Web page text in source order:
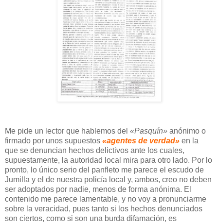
Me pide un lector que hablemos del «Pasquín» anónimo o
firmado por unos supuestos «agentes de verdad» en la
que se denuncian hechos delictivos ante los cuales,
supuestamente, la autoridad local mira para otro lado. Por lo
pronto, lo único serio del panfleto me parece el escudo de
Jumilla y el de nuestra policía local y, ambos, creo no deben
ser adoptados por nadie, menos de forma anónima. El
contenido me parece lamentable, y no voy a pronunciarme
sobre la veracidad, pues tanto si los hechos denunciados
son ciertos, como si son una burda difamación, es